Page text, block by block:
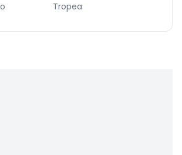
Tropea